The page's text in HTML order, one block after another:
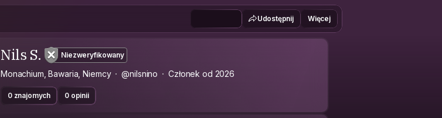
Udostępnij Więcej
Nils S. Niezweryfikowany
Monachium, Bawaria, Niemcy @nilsnino Członek od 2026
0 znajomych 0 opinii